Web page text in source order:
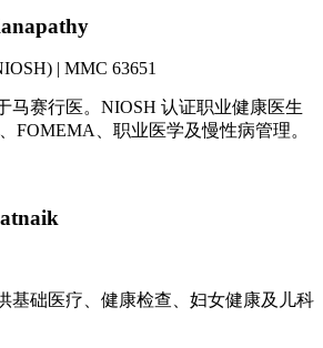
| MMC 63651
马赛行医。NIOSH 认证职业健康医生
FOMEMA、职业医学及慢性病管理。
基础医疗、健康检查、妇女健康及儿科